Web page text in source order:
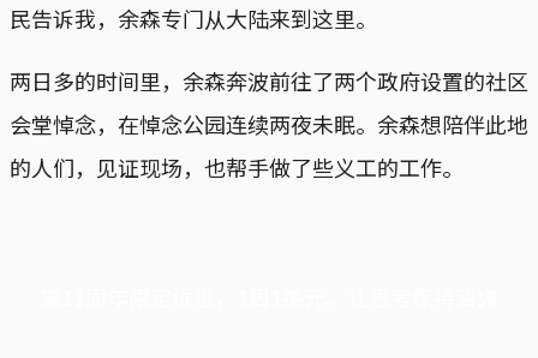
民告诉我，余森专门从大陆来到这里。
两日多的时间里，余森奔波前往了两个政府设置的社区
会堂悼念，在悼念公园连续两夜未眠。余森想陪伴此地
的人们，见证现场，也帮手做了些义工的工作。